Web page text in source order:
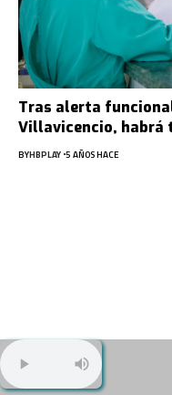
Tras alerta
Villavicencio, habrá
BYHBPLAY 5 AÑOS HACE